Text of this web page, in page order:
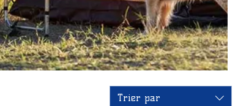
Trier par